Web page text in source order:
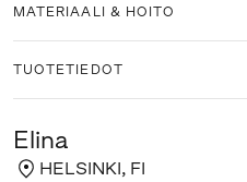
MATERIAALI & HOITO
TUOTETIEDOT
Elina
HELSINKI, FI